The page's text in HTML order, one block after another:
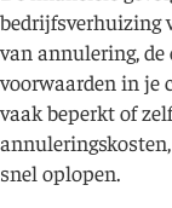
bedrijfsverhuizing
van annulering, de
voorwaarden in je
vaak beperkt of
snel oplopen.